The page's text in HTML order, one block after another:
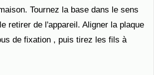
Tournez la base dans le sens
retirer de l'appareil. Aligner la plaque
de fixation , puis tirez les fils à